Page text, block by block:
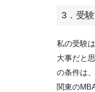
3．受
私の受験
大事だと
の条件は
関東の